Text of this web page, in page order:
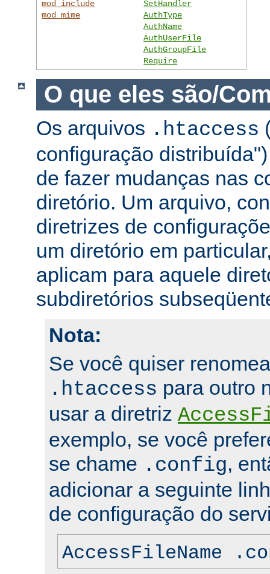
mod_include
mod_mime
SetHandler
AuthType
AuthName
AuthUserFile
AuthGroupFile
Require
O que eles são/
Os arquivos .htaccess
configuração
de fazer mudanças nas
diretório. Um arquivo,
diretrizes de
um diretório em
aplicam para aquele
subdiretórios
Nota:
Se você quiser
.htaccess para outro
usar a diretriz
exemplo, se você
se chame .config,
adicionar a seguinte
de configuração do
AccessFileName